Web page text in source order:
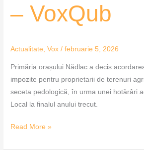
– VoxQub
Actualitate ,Vox /februarie 5, 2026
Primăria orașului Nădlac a decis
impozite pentru proprietarii de terenuri
seceta pedologică, în urma unei hotărâri
Local la finalul anului trecut.
Read More »